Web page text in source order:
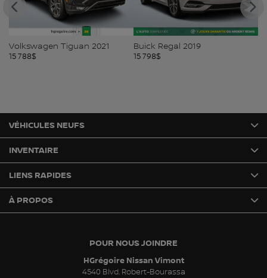
Tiguan 2021
Buick Regal 2019
POUR NOUS JOINDRE
HGrégoire Nissan Vimont
4540 Blvd. Robert-Bourassa
VÉHICULES NEUFS
INVENTAIRE
LIENS RAPIDES
À PROPOS